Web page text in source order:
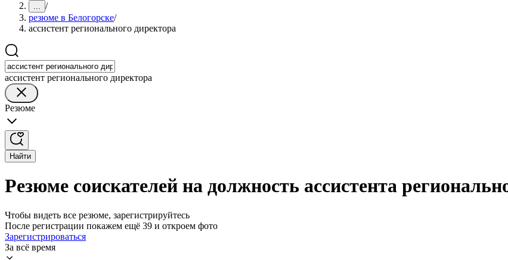
... /
резюме в Белогорске/
ассистент регионального директора
ассистент регионального директора
Резюме
Найти
Резюме соискателей на должность ассистента
Чтобы видеть все резюме, зарегистрируйтесь
После регистрации покажем ещё 39 и откроем фото
Зарегистрироваться
За всё время